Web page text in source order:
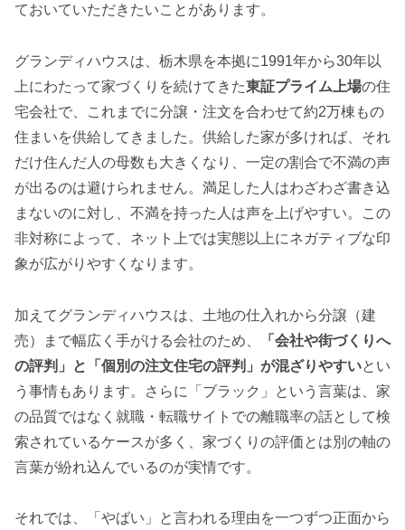
ておいていただきたいことがあります。
グランディハウスは、栃木県を本拠に1991年から30年以
上にわたって家づくりを続けてきた東証プライム上場の住
宅会社で、これまでに分譲・注文を合わせて約2万棟もの
住まいを供給してきました。供給した家が多ければ、それ
だけ住んだ人の母数も大きくなり、一定の割合で不満の声
が出るのは避けられません。満足した人はわざわざ書き込
まないのに対し、不満を持った人は声を上げやすい。この
非対称によって、ネット上では実態以上にネガティブな印
象が広がりやすくなります。
加えてグランディハウスは、土地の仕入れから分譲（建
売）まで幅広く手がける会社のため、
「会社や街づくりへ
の評判」と「個別の注文住宅の評判」が混ざりやすいとい
う事情もあります。さらに「ブラック」という言葉は、家
の品質ではなく就職・転職サイトでの離職率の話として検
索されているケースが多く、家づくりの評価とは別の軸の
言葉が紛れ込んでいるのが実情です。
それでは、「やばい」と言われる理由を一つずつ正面から